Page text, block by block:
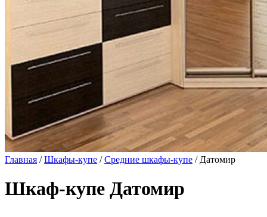
Главная /Шкафы-купе /Средние шкафы-купе / Датомир
Шкаф-купе Датомир